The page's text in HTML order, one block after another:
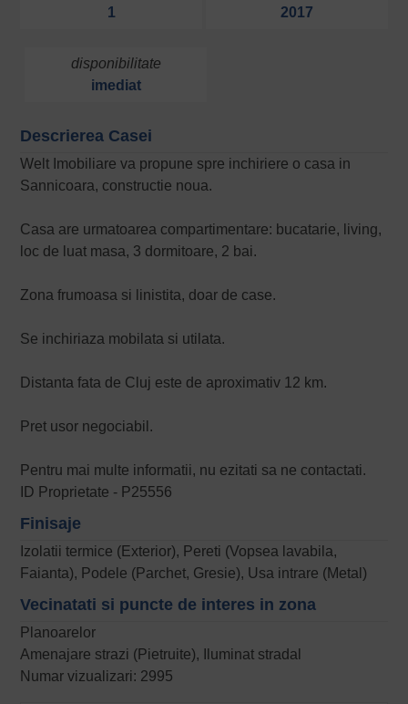
1
2017
disponibilitate
imediat
Descrierea Casei
Welt Imobiliare va propune spre inchiriere o casa in
Sannicoara, constructie noua.
Casa are urmatoarea compartimentare: bucatarie, living,
loc de luat masa, 3 dormitoare, 2 bai.
Zona frumoasa si linistita, doar de case.
Se inchiriaza mobilata si utilata.
Distanta fata de Cluj este de aproximativ 12 km.
Pret usor negociabil.
Pentru mai multe informatii, nu ezitati sa ne contactati.
ID Proprietate - P25556
Finisaje
Izolatii termice (Exterior), Pereti (Vopsea lavabila,
Faianta), Podele (Parchet, Gresie), Usa intrare (Metal)
Vecinatati si puncte de interes in zona
Planoarelor
Amenajare strazi (Pietruite), Iluminat stradal
Numar vizualizari: 2995